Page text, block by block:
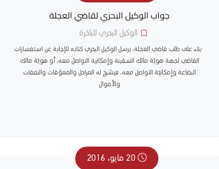
جواب الوكيل البحري لقاضي العجلة
الوكيل البحري للباخرة
بناء على طلب قاضي العجلة، يرسل الوكيل البحري كتابه للإجابة عن استفسارات
القاضي لجهة هويّة مالك السفينة وإمكانية التواصل معه، أو هويّة مالك
البضاعة وإمكانيّة التواصل معه، فيشرح له المراحل والمعوّقات والنفقات
والأموال
20 مايو، 2016